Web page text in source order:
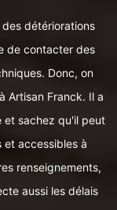
détériorations
de contacter des
Donc, on
Artisan Franck. Il a
et sachez qu'il peut
et accessibles à
renseignements,
aussi les délais